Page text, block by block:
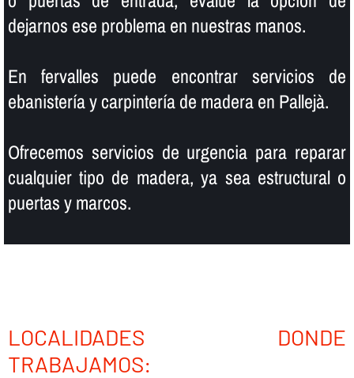
dejarnos ese problema en nuestras manos.
En fervalles puede encontrar servicios de
ebanisterí­a y carpinterí­a de madera en Pallejà.
Ofrecemos servicios de urgencia para reparar
cualquier tipo de madera, ya sea estructural o
puertas y marcos.
LOCALIDADES DONDE
TRABAJAMOS: